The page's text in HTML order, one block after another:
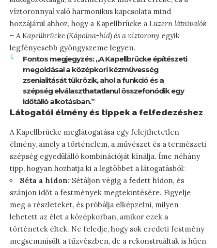
víztoronnyal való harmonikus kapcsolata mind
hozzájárul ahhoz, hogy a Kapellbrücke a Luzern látnivalók
– A Kapellbrücke (Kápolna-híd) és a víztorony egyik
legfényesebb gyöngyszeme legyen.
Fontos megjegyzés: „A Kapellbrücke építészeti
megoldásai a középkori kézművesség
zsenialitását tükrözik, ahol a funkció és a
szépség elválaszthatatlanul összefonódik egy
időtálló alkotásban.”
Látogatói élmény és tippek a felfedezéshez
A Kapellbrücke meglátogatása egy felejthetetlen
élmény, amely a történelem, a művészet és a természeti
szépség egyedülálló kombinációját kínálja. Íme néhány
tipp, hogyan hozhatja ki a legtöbbet a látogatásból:
Séta a hídon: Sétáljon végig a fedett hídon, és
szánjon időt a festmények megtekintésére. Figyelje
meg a részleteket, és próbálja elképzelni, milyen
lehetett az élet a középkorban, amikor ezek a
történetek éltek. Ne feledje, hogy sok eredeti festmény
megsemmisült a tűzvészben, de a rekonstruáltak is hűen